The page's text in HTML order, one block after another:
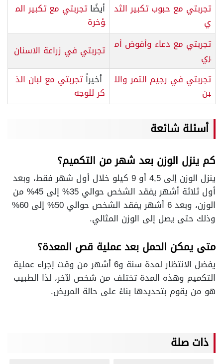
تجربتي مع حبوب تكبير الثد
ي
أيضًاتجربتي مع تكبير الم
ؤخرة
تجربتي مع دعاء وأفوض أم
ري
تجربتي في زراعة الاسنان
تجربتي في رجيم التمر والل
بن
أخيراًتجربتي مع لبان الذ
كر للوجه
أسئلة شائعة
كم ينزل الوزن بعد شهر من التكميم؟
ينزل الوزن إلى 4,5 أو 9 كيلو خلال أول شهر فقط، وبعد
أول ثلاثة أشهر يفقد الشخص حوالي 35% إلى 45% من
الوزن، وبعد 6 أشهر يفقد الشخص حوالي 50% إلى 60%
وذلك حتى يصل إلى الوزن المثالي.
متى يمكن الحمل بعد عملية قص المعدة؟
يفضل الانتظار لمدة سنة و6 أشهر من وقت إجراء عملية
التكميم وهذه المدة تختلف من شخص لآخر، لذا الطبيب
هو من يقوم بتحديدها بناءً على حالة المريض.
ذات صلة